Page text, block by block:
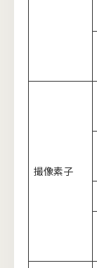
撮像素子